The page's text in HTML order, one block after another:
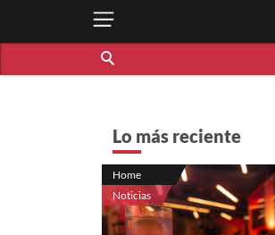
Lo más reciente
Home
Noticias